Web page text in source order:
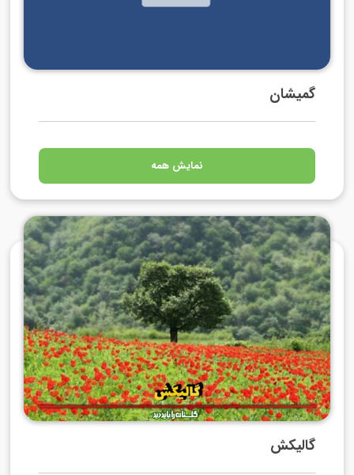
گمیشان
نمایش همه
گالیکش